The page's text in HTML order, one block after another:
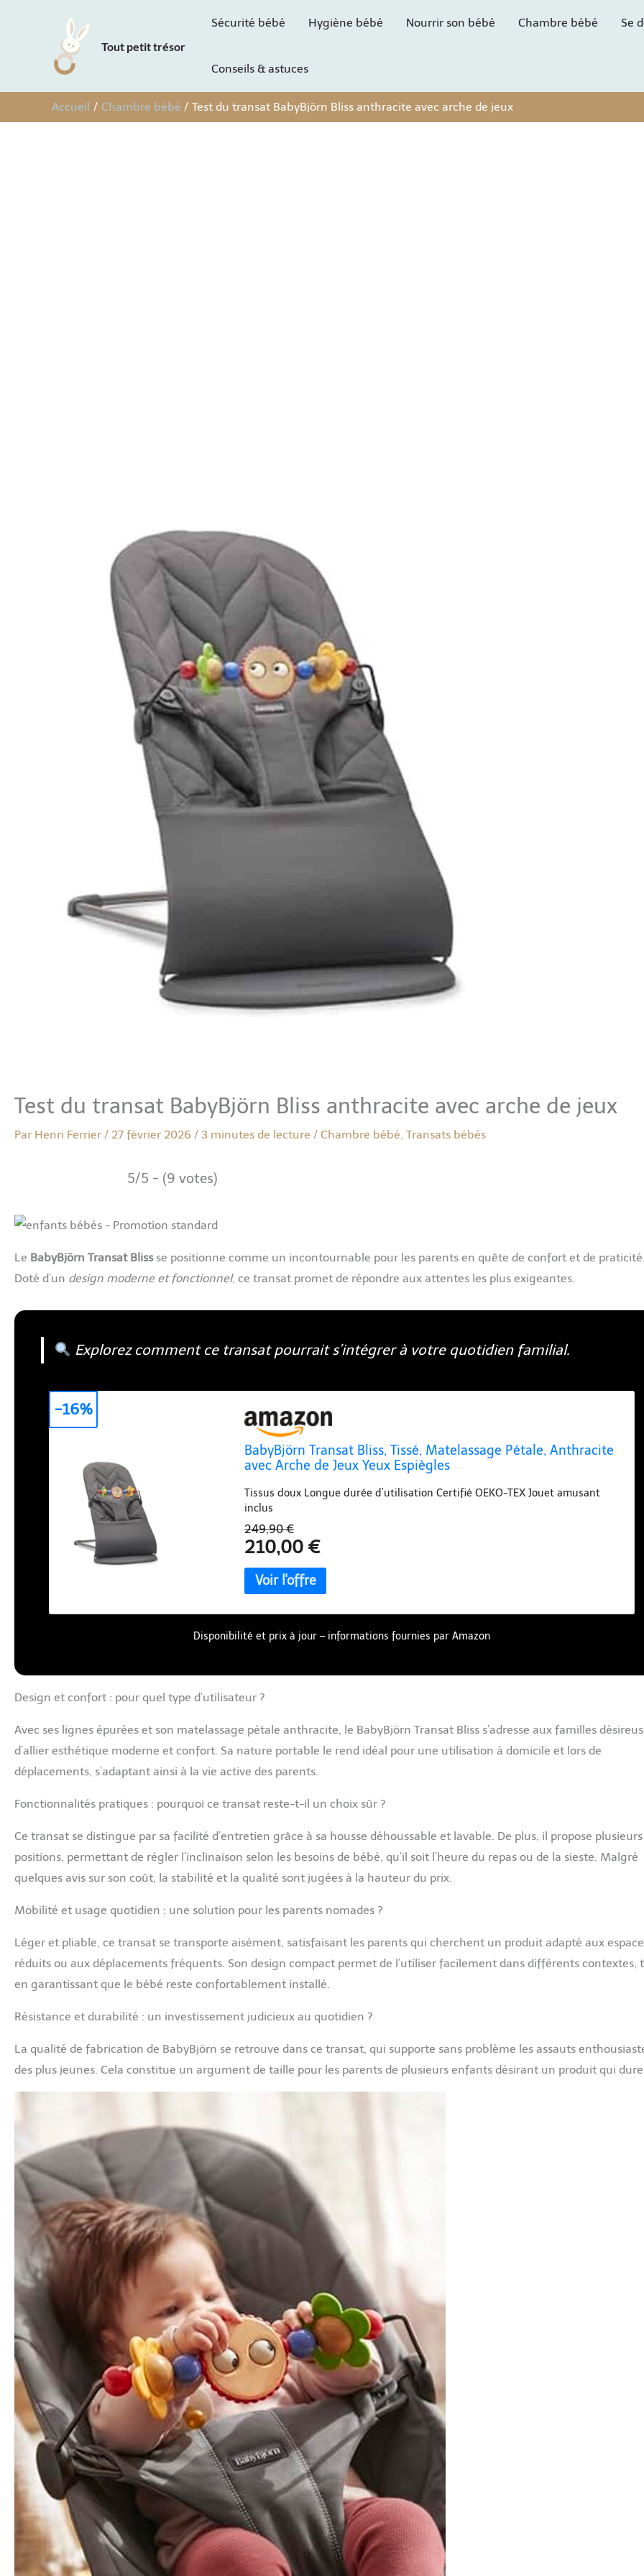
Tout petit trésor
Sécurité bébé Hygiène bébé Nourrir son bébé Chambre bébé Se
Conseils & astuces
Accueil Chambre bébé Test du transat BabyBjörn Bliss anthracite avec arche de jeux
Test du transat BabyBjörn Bliss anthracite avec arche de jeux
Par Henri Ferrier / 27 février 2026 / 3 minutes de lecture / Chambre bébé, Transats bébés
5/5 - (9 votes)
Le BabyBjörn Transat Blissse positionne comme un incontournable pour les parents en quête de confort et de
Doté d’un design moderne et fonctionnel, ce transat promet de répondre aux attentes les plus exigeantes.
Explorez comment ce transat pourrait s’intégrer à votre quotidien familial.
BabyBjörn Transat Bliss, Tissé, Matelassage Pétale, Anthracite
avec Arche de Jeux Yeux Espiègles
Tissus doux Longue durée d’utilisation Certifié OEKO-TEX Jouet amusant
inclus
249,90 €
210,00 €
-16%
Disponibilité et prix à jour – informations fournies par Amazon
Design et confort : pour quel type d’utilisateur ?
Avec ses lignes épurées et son matelassage pétale anthracite, le BabyBjörn Transat Bliss s’adresse aux familles
d’allier esthétique moderne et confort. Sa nature portable le rend idéal pour une utilisation à domicile et lors de
déplacements, s’adaptant ainsi à la vie active des parents.
Fonctionnalités pratiques : pourquoi ce transat reste-t-il un choix sûr ?
Ce transat se distingue par sa facilité d’entretien grâce à sa housse déhoussable et lavable. De plus, il propose plusieurs
positions, permettant de régler l’inclinaison selon les besoins de bébé, qu’il soit l’heure du repas ou de la sieste. Malgré
quelques avis sur son coût, la stabilité et la qualité sont jugées à la hauteur du prix.
Mobilité et usage quotidien : une solution pour les parents nomades ?
Léger et pliable, ce transat se transporte aisément, satisfaisant les parents qui cherchent un produit adapté aux
réduits ou aux déplacements fréquents. Son design compact permet de l’utiliser facilement dans différents contextes,
en garantissant que le bébé reste confortablement installé.
Résistance et durabilité : un investissement judicieux au quotidien ?
La qualité de fabrication de BabyBjörn se retrouve dans ce transat, qui supporte sans problème les assauts
des plus jeunes. Cela constitue un argument de taille pour les parents de plusieurs enfants désirant un produit qui